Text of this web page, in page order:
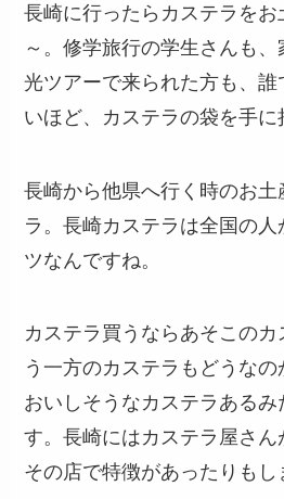
長崎に行ったらカステラを
～。修学旅行の学生さんも
光ツアーで来られた方も、
いほど、カステラの袋を手に
長崎から他県へ行く時のお
ラ。長崎カステラは全国の
ツなんですね。
カステラ買うならあそこの
う一方のカステラもどうな
おいしそうなカステラある
す。長崎にはカステラ屋さ
その店で特徴があったりもし